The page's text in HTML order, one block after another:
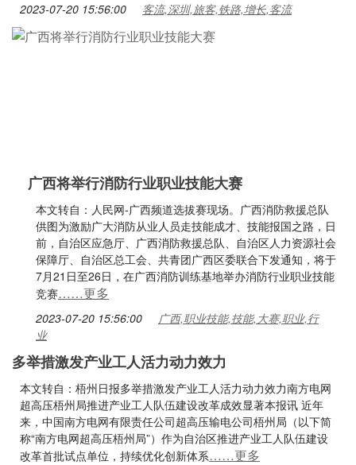
2023-07-20 15:56:00 客流,深圳,旅客,铁路,增长,客流
广西将举行消防行业职业技能大赛
本文转自：人民网-广西频道选拔赛现场。广西消防救援总队
供图为激励广大消防从业人员走技能成才、技能报国之路，日
前，自治区应急厅、广西消防救援总队、自治区人力资源社会
保障厅、自治区总工会、共青团广西区委联合下发通知，将于
7月21日至26日，在广西消防训练基地举办消防行业职业技能
竞赛……更多
2023-07-20 15:56:00
广西,职业技能,技能,大赛,职业,行
业
多举措激发产业工人活力动力效力
本文转自：梧州日报多举措激发产业工人活力动力效力南方电网
超高压梧州局推进产业工人队伍建设改革成效显著本报讯 近年
来，中国南方电网有限责任公司超高压输电公司梧州局（以下简
称“南方电网超高压梧州局”）作为自治区推进产业工人队伍建设
改革首批试点单位，持续优化创新体系……更多